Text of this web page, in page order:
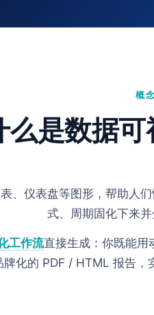
概念
么是数据可
、仪表盘等图形，帮助人
式、周期固化下来并
工作流直接生成：你既能用
牌化的 PDF / HTML 报告，